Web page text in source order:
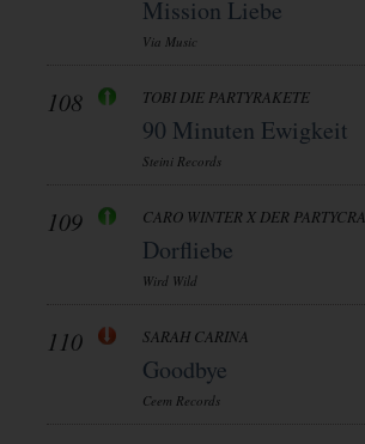
Mission Liebe
Via Music
108 TOBI DIE PARTYRAKETE
90 Minuten Ewigkeit
Steini Records
109 CARO WINTER X DER
Dorfliebe
Wird Wild
110 SARAH CARINA
Goodbye
Ceem Records